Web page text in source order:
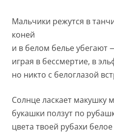
Мальчики режутся в
коней
и в белом белье убегают
играя в бессмертие, в
но никто с белоглазой
Солнце ласкает макушку
букашки ползут по
цвета твоей рубахи